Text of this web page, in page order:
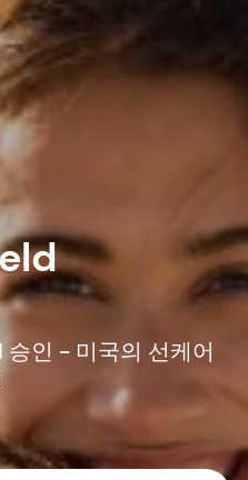
승인 - 미국의 선케어